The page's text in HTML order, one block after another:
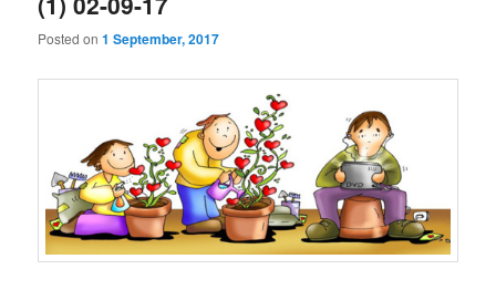
Posted on1 September, 2017